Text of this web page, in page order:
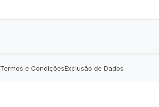
Termos e CondiçõesExclusão de Dados